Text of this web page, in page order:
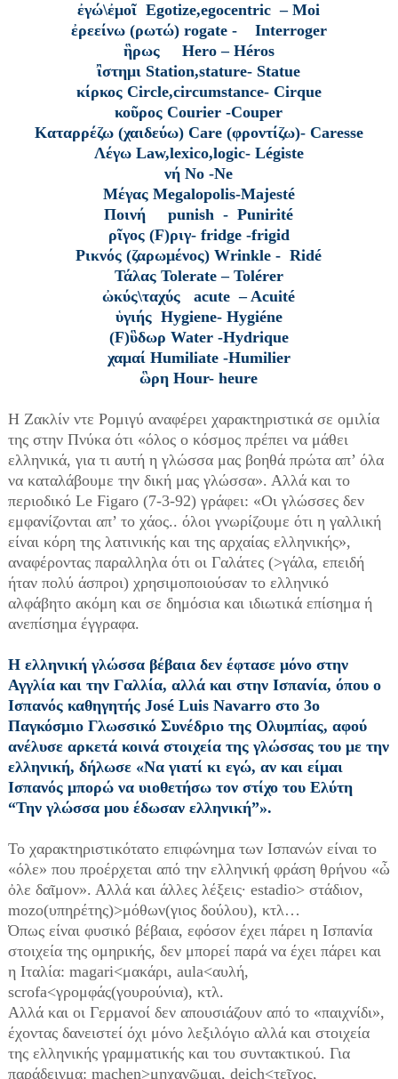
ἐγώ\ἐμοῖ Egotize,egocentric – Moi
ἐρεείνω (ρωτώ) rogate - Interroger
ἣρως Hero – Héros
ἲστημι Station,stature- Statue
κίρκος Circle,circumstance- Cirque
κοῦρος Courier -Couper
Καταρρέζω (χαιδεύω) Care (φροντίζω)- Caresse
Λέγω Law,lexico,logic- Légiste
νή No -Ne
Μέγας Megalopolis-Majesté
Ποινή punish - Punirité
ρῖγος (F)ριγ- fridge -frigid
Ρικνός (ζαρωμένος) Wrinkle - Ridé
Τάλας Tolerate – Tolérer
ὠκύς\ταχύς acute – Acuité
ὑγιής Hygiene- Hygiéne
(F)ὓδωρ Water -Hydrique
χαμαί Humiliate -Humilier
ὣρη Hour- heure
Η Ζακλίν ντε Ρομιγύ αναφέρει χαρακτηριστικά σε ομιλία
της στην Πνύκα ότι «όλος ο κόσμος πρέπει να μάθει
ελληνικά, για τι αυτή η γλώσσα μας βοηθά πρώτα απ’ όλα
να καταλάβουμε την δική μας γλώσσα». Αλλά και το
περιοδικό Le Figaro (7-3-92) γράφει: «Οι γλώσσες δεν
εμφανίζονται απ’ το χάος.. όλοι γνωρίζουμε ότι η γαλλική
είναι κόρη της λατινικής και της αρχαίας ελληνικής»,
αναφέροντας παραλληλα ότι οι Γαλάτες (>γάλα, επειδή
ήταν πολύ άσπροι) χρησιμοποιούσαν το ελληνικό
αλφάβητο ακόμη και σε δημόσια και ιδιωτικά επίσημα ή
ανεπίσημα έγγραφα.
Η ελληνική γλώσσα βέβαια δεν έφτασε μόνο στην
Αγγλία και την Γαλλία, αλλά και στην Ισπανία, όπου ο
Ισπανός καθηγητής José Luis Navarro στο 3ο
Παγκόσμιο Γλωσσικό Συνέδριο της Ολυμπίας, αφού
ανέλυσε αρκετά κοινά στοιχεία της γλώσσας του με την
ελληνική, δήλωσε «Να γιατί κι εγώ, αν και είμαι
Ισπανός μπορώ να υιοθετήσω τον στίχο του Ελύτη
“Την γλώσσα μου έδωσαν ελληνική”».
Το χαρακτηριστικότατο επιφώνημα των Ισπανών είναι το
«όλε» που προέρχεται από την ελληνική φράση θρήνου «ὦ
ὀλε δαῖμον». Αλλά και άλλες λέξεις· estadio> στάδιον,
mozo(υπηρέτης)>μόθων(γιος δούλου), κτλ…
Όπως είναι φυσικό βέβαια, εφόσον έχει πάρει η Ισπανία
στοιχεία της ομηρικής, δεν μπορεί παρά να έχει πάρει και
η Ιταλία: magari<μακάρι, aula<αυλή,
scrofa<γρομφάς(γουρούνια), κτλ.
Αλλά και οι Γερμανοί δεν απουσιάζουν από το «παιχνίδι»,
έχοντας δανειστεί όχι μόνο λεξιλόγιο αλλά και στοιχεία
της ελληνικής γραμματικής και του συντακτικού. Για
παράδειγμα: machen>μηχανῶμαι, deich<τεῖχος,